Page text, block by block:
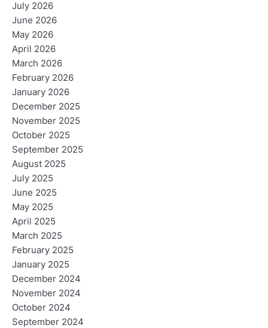
July 2026
June 2026
May 2026
April 2026
March 2026
February 2026
January 2026
December 2025
November 2025
October 2025
September 2025
August 2025
July 2025
June 2025
May 2025
April 2025
March 2025
February 2025
January 2025
December 2024
November 2024
October 2024
September 2024